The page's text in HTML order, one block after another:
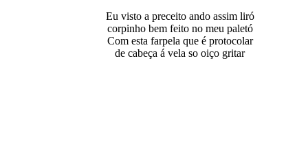
Eu visto a preceito ando assim liró
corpinho bem feito no meu paletó
Com esta farpela que é protocolar
de cabeça á vela so oiço gritar